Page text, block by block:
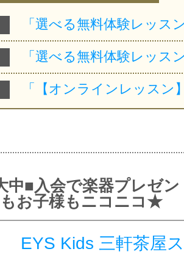
中■入会で楽器プレゼン
お子様もニコニコ★
EYS Kids 三軒茶屋